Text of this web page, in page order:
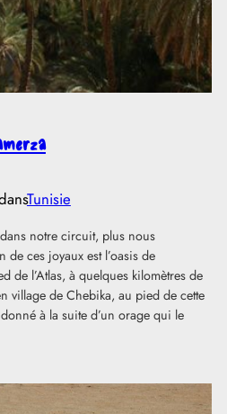
Tunisie
notre circuit, plus nous
de ces joyaux est l’oasis de
de l’Atlas, à quelques kilomètres de
village de Chebika, au pied de cette
à la suite d’un orage qui le